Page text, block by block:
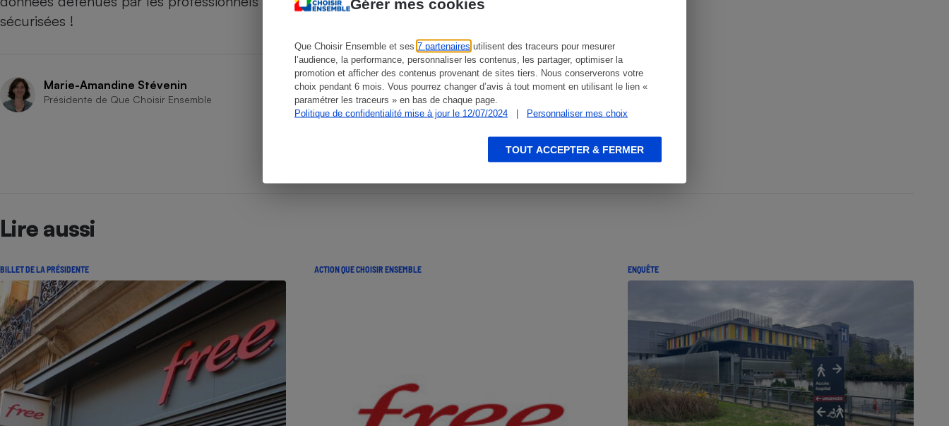
Que Choisir Ensemble et ses 7 partenaires utilisent des traceurs pour mesurer
l’audience, la performance, personnaliser les contenus, les partager, optimiser la
promotion et afficher des contenus provenant de sites tiers. Nous conserverons votre
choix pendant 6 mois. Vous pourrez changer d’avis à tout moment en utilisant le lien «
paramétrer les traceurs » en bas de chaque page.
Politique de confidentialité mise à jour le 12/07/2024
| Personnaliser mes choix
TOUT ACCEPTER & FERMER
sécurisées !
Marie-Amandine Stévenin
Présidente de Que Choisir Ensemble
Lire aussi
BILLET DE LA PRÉSIDENTE ACTION QUE CHOISIR ENSEMBLE ENQUÊTE